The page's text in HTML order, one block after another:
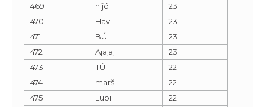
469
hijó
23
470
Hav
23
471
BÚ
23
472
Ajajaj
23
473
TÚ
22
474
marš
22
475
Lupi
22